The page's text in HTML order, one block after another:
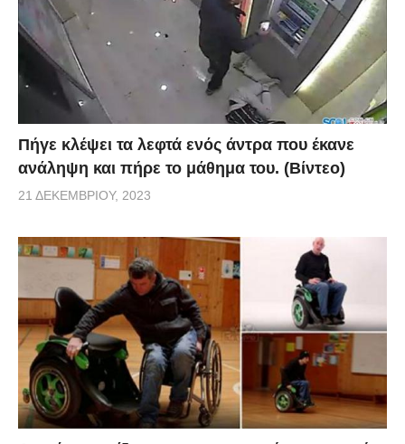
Πήγε κλέψει τα λεφτά ενός άντρα που έκανε
ανάληψη και πήρε το μάθημα του. (Βίντεο)
21 ΔΕΚΕΜΒΡΊΟΥ, 2023